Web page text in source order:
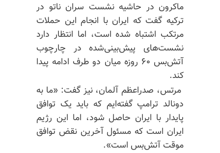
ماکرون در حاشیه نشست سران ناتو در
ترکیه گفت که ایران با انجام این حملات
مرتکب اشتباه شده است، اما انتظار دارد
نشست‌های پیش‌بینی‌شده در چارچوب
آتش‌بس ۶۰ روزه میان دو طرف ادامه پیدا
کند.
مرتس، صدراعظم آلمان، نیز گفت: «ما به
دونالد ترامپ گفته‌ایم که باید یک توافق
پایدار با ایران حاصل شود، اما این رژیم
ایران است که مسئول آخرین نقض توافق
موقت آتش‌بس است».